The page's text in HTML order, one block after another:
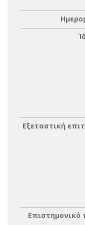
Εξεταστική
Επιστημονικό